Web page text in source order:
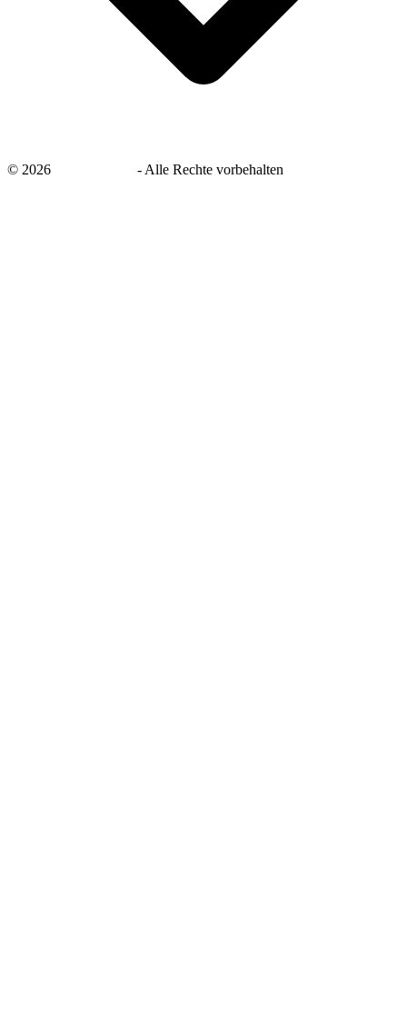
© 2026 - Alle Rechte vorbehalten